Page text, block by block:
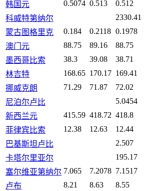
韩国元 0.5074 0.513
0.512
科威特第纳尔
2330.41
蒙古图格里克
0.184 0.2118 0.1978
澳门元
88.75 89.16
88.75
墨西哥比索
38.3 39.08
38.71
林吉特
168.65 170.17 169.41
挪威克朗
71.29 71.87
72.02
尼泊尔卢比
5.0454
新西兰元
415.59 418.72 418.8
菲律宾比索
12.38 12.63
12.44
巴基斯坦卢比
2.507
卡塔尔里亚尔
195.17
塞尔维亚第纳尔 7.065 7.2078 7.1517
卢布
8.21 8.63
8.55